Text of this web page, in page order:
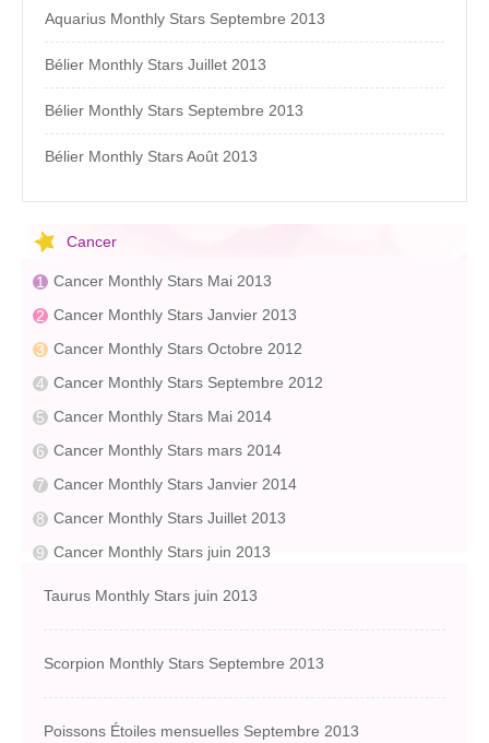
Aquarius Monthly Stars Septembre 2013
Bélier Monthly Stars Juillet 2013
Bélier Monthly Stars Septembre 2013
Bélier Monthly Stars Août 2013
Cancer
Cancer Monthly Stars Mai 2013
Cancer Monthly Stars Janvier 2013
Cancer Monthly Stars Octobre 2012
Cancer Monthly Stars Septembre 2012
Cancer Monthly Stars Mai 2014
Cancer Monthly Stars mars 2014
Cancer Monthly Stars Janvier 2014
Cancer Monthly Stars Juillet 2013
Cancer Monthly Stars juin 2013
Taurus Monthly Stars juin 2013
Scorpion Monthly Stars Septembre 2013
Poissons Étoiles mensuelles Septembre 2013